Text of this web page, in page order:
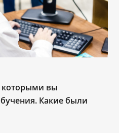
которыми вы
Какие были